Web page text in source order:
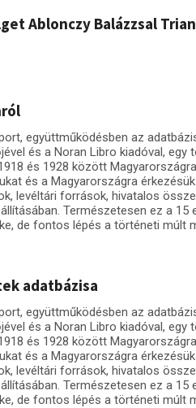
Ablonczy Balázzsal
együttműködésben az
és a Noran Libro kiadóval,
és 1928 között
és a Magyarországra
levéltári források, hivatalos
Természetesen ez a
de fontos lépés a történeti múlt
adatbázisa
együttműködésben az
és a Noran Libro kiadóval,
és 1928 között
és a Magyarországra
levéltári források, hivatalos
Természetesen ez a
de fontos lépés a történeti múlt